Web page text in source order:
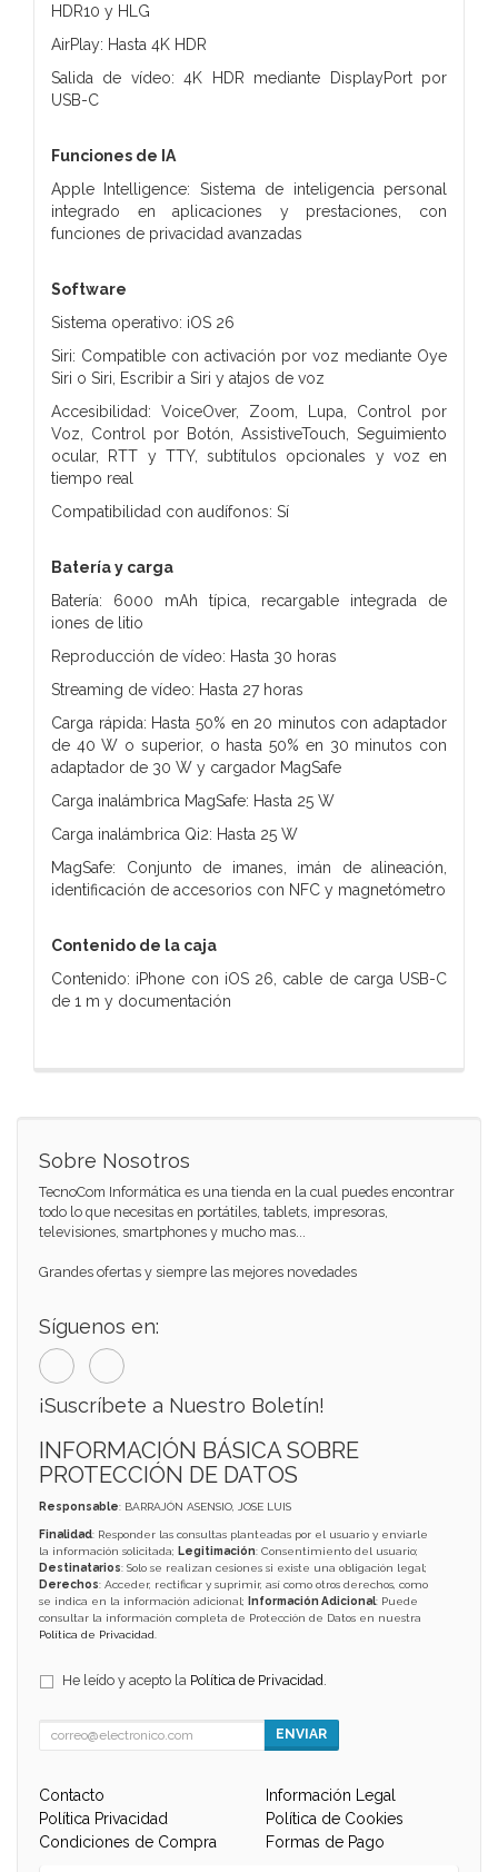
HDR10 y HLG
AirPlay: Hasta 4K HDR
Salida de vídeo: 4K HDR mediante DisplayPort por
USB-C
Funciones de IA
Apple Intelligence: Sistema de inteligencia personal
integrado en aplicaciones y prestaciones, con
funciones de privacidad avanzadas
Software
Sistema operativo: iOS 26
Siri: Compatible con activación por voz mediante Oye
Siri o Siri, Escribir a Siri y atajos de voz
Accesibilidad: VoiceOver, Zoom, Lupa, Control por
Voz, Control por Botón, AssistiveTouch, Seguimiento
ocular, RTT y TTY, subtítulos opcionales y voz en
tiempo real
Compatibilidad con audífonos: Sí
Batería y carga
Batería: 6000 mAh típica, recargable integrada de
iones de litio
Reproducción de vídeo: Hasta 30 horas
Streaming de vídeo: Hasta 27 horas
Carga rápida: Hasta 50% en 20 minutos con adaptador
de 40 W o superior, o hasta 50% en 30 minutos con
adaptador de 30 W y cargador MagSafe
Carga inalámbrica MagSafe: Hasta 25 W
Carga inalámbrica Qi2: Hasta 25 W
MagSafe: Conjunto de imanes, imán de alineación,
identificación de accesorios con NFC y magnetómetro
Contenido de la caja
Contenido: iPhone con iOS 26, cable de carga USB-C
de 1 m y documentación
Sobre Nosotros
TecnoCom Informática es una tienda en la cual puedes encontrar
todo lo que necesitas en portátiles, tablets, impresoras,
televisiones, smartphones y mucho mas...
Grandes ofertas y siempre las mejores novedades
Síguenos en:
¡Suscríbete a Nuestro Boletín!
INFORMACIÓN BÁSICA SOBRE
PROTECCIÓN DE DATOS
Responsable: BARRAJÓN ASENSIO, JOSE LUIS
Finalidad: Responder las consultas planteadas por el usuario y enviarle
la información solicitada; Legitimación: Consentimiento del usuario;
Destinatarios: Solo se realizan cesiones si existe una obligación legal;
Derechos: Acceder, rectificar y suprimir, así como otros derechos, como
se indica en la información adicional;
Información Adicional: Puede
consultar la información completa de Protección de Datos en nuestra
Política de Privacidad
He leído y acepto la Política de Privacidad
ENVIAR
Contacto
Información Legal
Política Privacidad
Política de Cookies
Condiciones de Compra
Formas de Pago